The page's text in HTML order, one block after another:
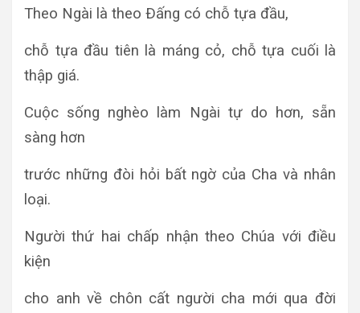
Theo Ngài là theo Ðấng có chỗ tựa đầu,
chỗ tựa đầu tiên là máng cỏ, chỗ tựa cuối là
thập giá.
Cuộc sống nghèo làm Ngài tự do hơn, sẵn
sàng hơn
trước những đòi hỏi bất ngờ của Cha và nhân
loại.
Người thứ hai chấp nhận theo Chúa với điều
kiện
cho anh về chôn cất người cha mới qua đời